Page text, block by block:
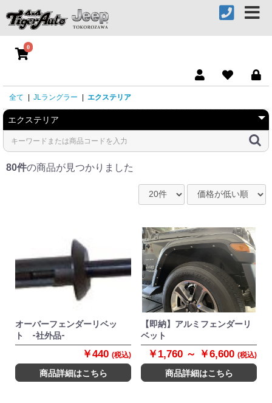
0
全て JLラングラー エクステリア
80件の商品が見つかりました
オーバーフェンダーリベッ
ト -社外品-
￥440 (税込)
商品詳細はこちら
【即納】アルミフェンダーリ
ベット
￥1,760 ～ ￥6,600 (税込)
商品詳細はこちら